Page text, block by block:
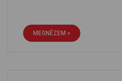
MEGNÉZEM »